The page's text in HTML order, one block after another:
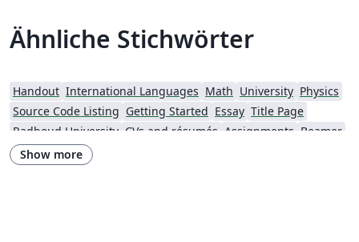
Ähnliche Stichwörter
Handout International Languages Math University Physics
Source Code Listing Getting Started Essay Title Page
Radboud University CVs and résumés Assignments Beamer
XeLaTeX Two-column
Show more